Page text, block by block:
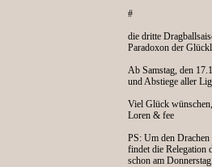
#
die dritte
Paradoxon der
Ab Samstag, den
und Abstiege aller
Viel Glück wünschen,
Loren & fee
PS: Um den
findet die Relegation
schon am